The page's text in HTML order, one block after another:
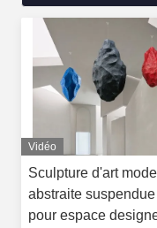
Vidéo
Sculpture d'art
abstraite suspendue
pour espace